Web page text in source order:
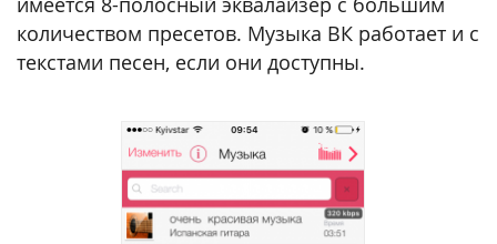
количеством пресетов. Музыка ВК работает и с
текстами песен, если они доступны.